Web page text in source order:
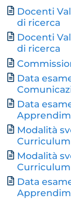
Document
Docenti
di ricerca
Docenti
di ricerca
Data
Data
Modalità
Modalità
Data